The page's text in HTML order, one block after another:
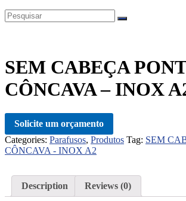
SEM CABEÇA
CÔNCAVA – INOX
Solicite um orçamento
Categories: Parafusos, Produtos Tag: SEM
CÔNCAVA - INOX A2
Description Reviews (0)